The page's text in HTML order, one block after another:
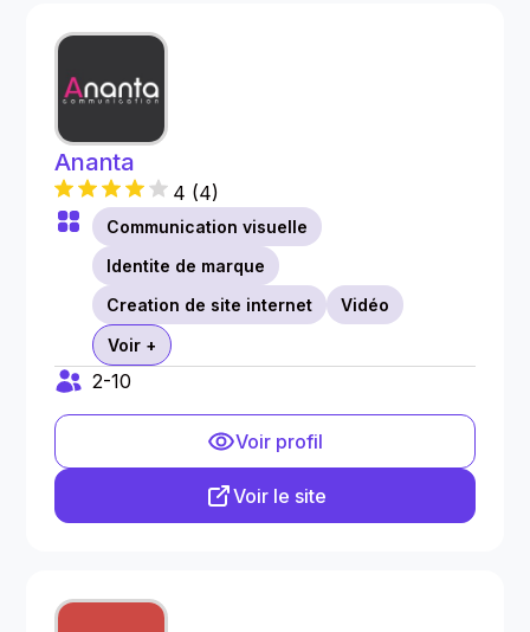
Ananta
4 (4)
Communication visuelle
Identite de marque
Creation de site internet
Vidéo
Voir +
2-10
Voir profil
Voir le site